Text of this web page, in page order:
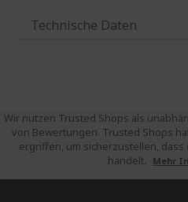
Technische Daten
Wir nutzen Trusted Shops als
von Bewertungen. Trusted Shops
ergriffen, um sicherzustellen,
handelt.
Mehr